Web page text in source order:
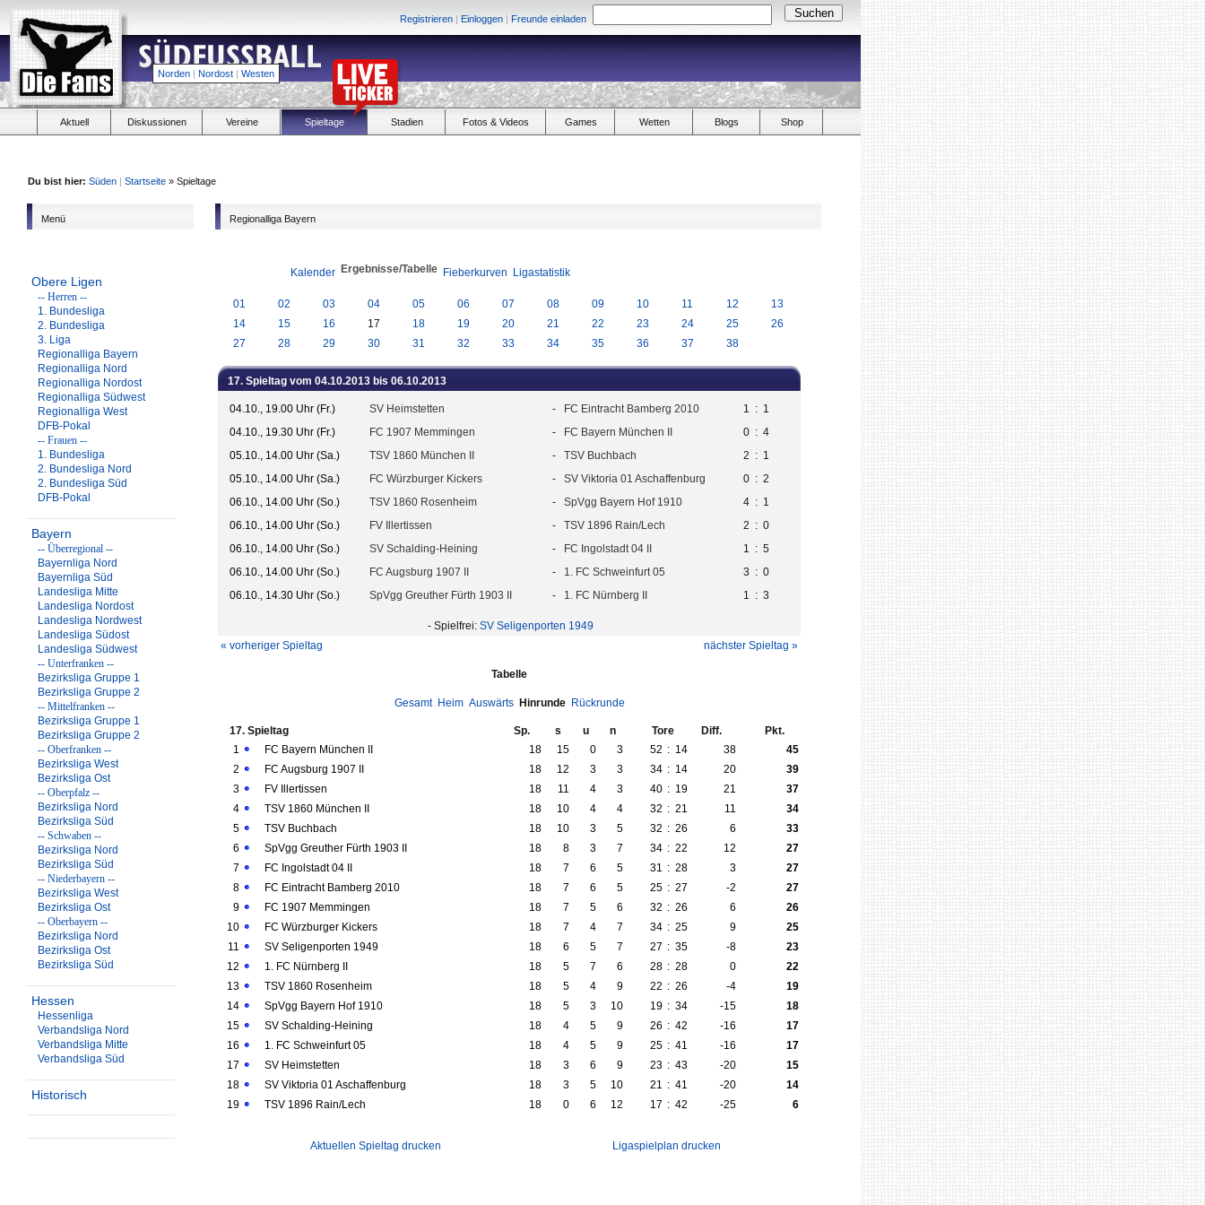
Registrieren | Einloggen | Freunde einladen
Norden | Nordost | Westen
Aktuell Diskussionen Vereine Spieltage Stadien Fotos & Videos Games Wetten Blogs Shop
Du bist hier: Süden | Startseite » Spieltage
Menü
Obere Ligen
-- Herren --
1. Bundesliga
2. Bundesliga
3. Liga
Regionalliga Bayern
Regionalliga Nord
Regionalliga Nordost
Regionalliga Südwest
Regionalliga West
DFB-Pokal
-- Frauen --
1. Bundesliga
2. Bundesliga Nord
2. Bundesliga Süd
DFB-Pokal
Bayern
-- Überregional --
Bayernliga Nord
Bayernliga Süd
Landesliga Mitte
Landesliga Nordost
Landesliga Nordwest
Landesliga Südost
Landesliga Südwest
-- Unterfranken --
Bezirksliga Gruppe 1
Bezirksliga Gruppe 2
-- Mittelfranken --
Bezirksliga Gruppe 1
Bezirksliga Gruppe 2
-- Oberfranken --
Bezirksliga West
Bezirksliga Ost
-- Oberpfalz --
Bezirksliga Nord
Bezirksliga Süd
-- Schwaben --
Bezirksliga Nord
Bezirksliga Süd
-- Niederbayern --
Bezirksliga West
Bezirksliga Ost
-- Oberbayern --
Bezirksliga Nord
Bezirksliga Ost
Bezirksliga Süd
Hessen
Hessenliga
Verbandsliga Nord
Verbandsliga Mitte
Verbandsliga Süd
Historisch
Regionalliga Bayern
Kalender Ergebnisse/Tabelle Fieberkurven Ligastatistik
01 02 03 04 05 06 07 08 09 10 11 12
13
14
15 16 17 18 19 20 21 22 23 24 25
26
27
28 29 30 31 32 33 34 35 36 37 38
17. Spieltag vom 04.10.2013 bis 06.10.2013
04.10., 19.00 Uhr (Fr.) SV Heimstetten - FC Eintracht Bamberg 2010 1 : 1
04.10., 19.30 Uhr (Fr.)
FC 1907 Memmingen - FC Bayern München II 0 : 4
05.10., 14.00 Uhr (Sa.)
TSV 1860 München II - TSV Buchbach 2 : 1
05.10., 14.00 Uhr (Sa.)
FC Würzburger Kickers - SV Viktoria 01 Aschaffenburg 0 : 2
06.10., 14.00 Uhr (So.)
TSV 1860 Rosenheim - SpVgg Bayern Hof 1910 4 : 1
06.10., 14.00 Uhr (So.)
FV Illertissen - TSV 1896 Rain/Lech 2 : 0
06.10., 14.00 Uhr (So.)
SV Schalding-Heining - FC Ingolstadt 04 II 1 : 5
06.10., 14.00 Uhr (So.)
FC Augsburg 1907 II - 1. FC Schweinfurt 05 3 : 0
06.10., 14.30 Uhr (So.)
SpVgg Greuther Fürth 1903 II - 1. FC Nürnberg II 1 : 3
- Spielfrei: SV Seligenporten 1949
« vorheriger Spieltag
nächster Spieltag »
Tabelle
Gesamt Heim AuswärtsHinrunde Rückrunde
17. Spieltag Sp. s u n Tore Diff.
Pkt.
1
FC Bayern München II 18 15 0 3 52 : 14 38
45
2
FC Augsburg 1907 II 18 12 3 3 34 : 14 20
39
3
FV Illertissen 18 11 4 3 40 : 19 21
37
4
TSV 1860 München II 18 10 4 4 32 : 21 11
34
5
TSV Buchbach 18 10 3 5 32 : 26 6
33
6
SpVgg Greuther Fürth 1903 II 18 8 3 7 34 : 22 12
27
7
FC Ingolstadt 04 II 18 7 6 5 31 : 28 3
27
8
FC Eintracht Bamberg 2010 18 7 6 5 25 : 27 -2
27
9
FC 1907 Memmingen 18 7 5 6 32 : 26 6
26
10
FC Würzburger Kickers 18 7 4 7 34 : 25 9
25
11
SV Seligenporten 1949 18 6 5 7 27 : 35 -8
23
12
1. FC Nürnberg II 18 5 7 6 28 : 28 0
22
13
TSV 1860 Rosenheim 18 5 4 9 22 : 26 -4
19
14
SpVgg Bayern Hof 1910 18 5 3 10 19 : 34 -15
18
15
SV Schalding-Heining 18 4 5 9 26 : 42 -16
17
16
1. FC Schweinfurt 05 18 4 5 9 25 : 41 -16
17
17
SV Heimstetten 18 3 6 9 23 : 43 -20
15
18
SV Viktoria 01 Aschaffenburg 18 3 5 10 21 : 41 -20
14
19
TSV 1896 Rain/Lech 18 0 6 12 17 : 42 -25 6
Aktuellen Spieltag drucken Ligaspielplan drucken